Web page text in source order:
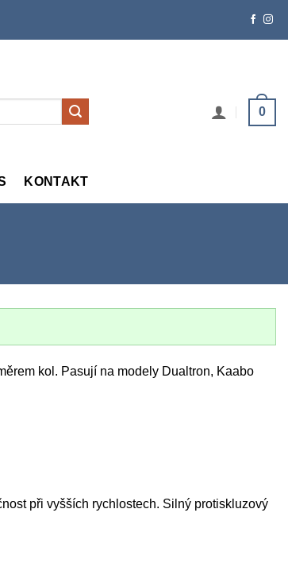
0
KONTAKT
kol. Pasují na modely Dualtron, Kaabo
při vyšších rychlostech. Silný protiskluzový